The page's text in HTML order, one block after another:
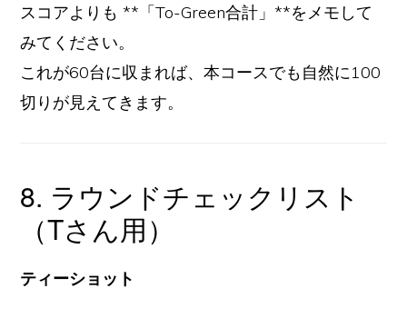
スコアよりも **「To-Green合計」**をメモして
みてください。
これが60台に収まれば、本コースでも自然に100
切りが見えてきます。
8. ラウンドチェックリスト
（Tさん用）
ティーショット